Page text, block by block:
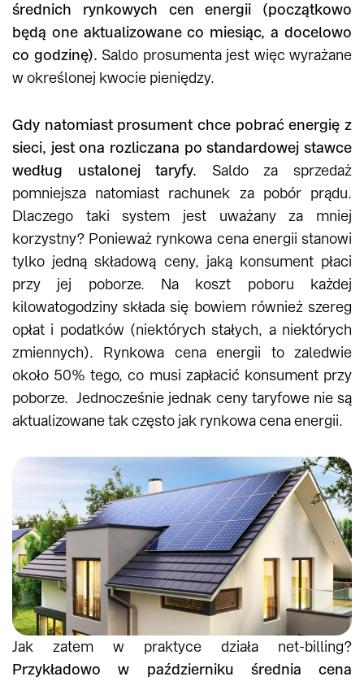
średnich rynkowych cen energii (początkowo
będą one aktualizowane co miesiąc, a docelowo
co godzinę). Saldo prosumenta jest więc wyrażane
w określonej kwocie pieniędzy.
Gdy natomiast prosument chce pobrać energię z
sieci, jest ona rozliczana po standardowej stawce
według ustalonej taryfy. Saldo za sprzedaż
pomniejsza natomiast rachunek za pobór prądu.
Dlaczego taki system jest uważany za mniej
korzystny? Ponieważ rynkowa cena energii stanowi
tylko jedną składową ceny, jaką konsument płaci
przy jej poborze. Na koszt poboru każdej
kilowatogodziny składa się bowiem również szereg
opłat i podatków (niektórych stałych, a niektórych
zmiennych). Rynkowa cena energii to zaledwie
około 50% tego, co musi zapłacić konsument przy
poborze. Jednocześnie jednak ceny taryfowe nie są
aktualizowane tak często jak rynkowa cena energii.
Jak zatem w praktyce działa net-billing?
Przykładowo w październiku średnia cena